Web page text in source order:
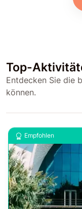
Top-
Entdecken Sie die
können.
Empfohlen